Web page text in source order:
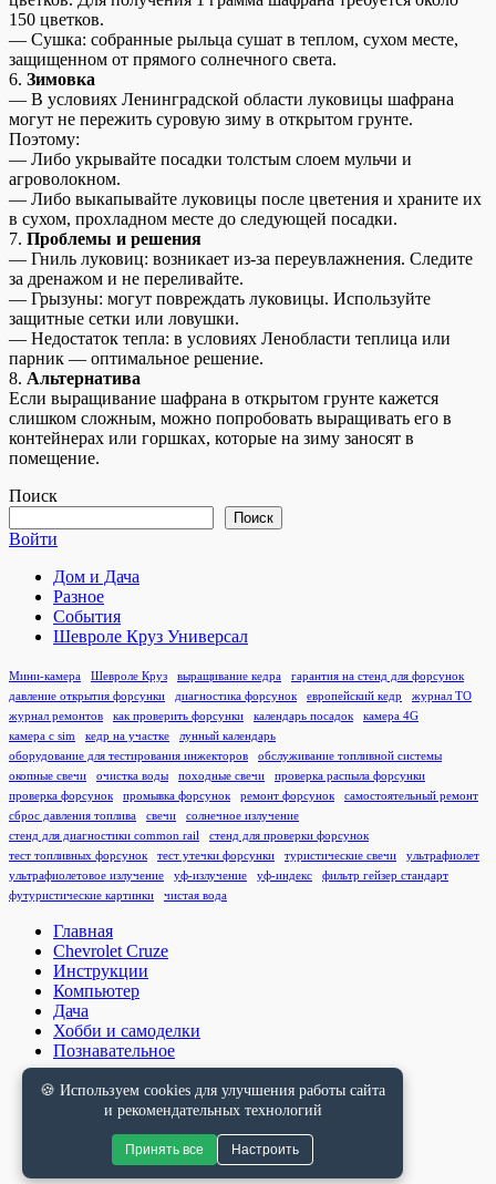
150 цветков.
— Сушка: собранные рыльца сушат в теплом, сухом месте,
защищенном от прямого солнечного света.
6. Зимовка
— В условиях Ленинградской области луковицы шафрана
могут не пережить суровую зиму в открытом грунте.
Поэтому:
— Либо укрывайте посадки толстым слоем мульчи и
агроволокном.
— Либо выкапывайте луковицы после цветения и храните их
в сухом, прохладном месте до следующей посадки.
7. Проблемы и решения
— Гниль луковиц: возникает из-за переувлажнения. Следите
за дренажом и не переливайте.
— Грызуны: могут повреждать луковицы. Используйте
защитные сетки или ловушки.
— Недостаток тепла: в условиях Ленобласти теплица или
парник — оптимальное решение.
8. Альтернатива
Если выращивание шафрана в открытом грунте кажется
слишком сложным, можно попробовать выращивать его в
контейнерах или горшках, которые на зиму заносят в
помещение.
Поиск
Поиск
Войти
Дом и Дача
Разное
События
Шевроле Круз Универсал
Мини-камера Шевроле Круз выращивание кедра
гарантия на стенд для форсунок
давление открытия форсунки
диагностика форсунок европейский кедр
журнал ТО
журнал ремонтов
как проверить форсунки календарь посадок
камера 4G
камера с sim
кедр на участке
лунный календарь
оборудование для тестирования инжекторов
обслуживание топливной системы
окопные свечи
очистка воды походные свечи
проверка распыла форсунки
проверка форсунок
промывка форсунок ремонт форсунок
самостоятельный ремонт
сброс давления топлива
свечи
солнечное излучение
стенд для диагностики common rail
стенд для проверки форсунок
тест топливных форсунок
тест утечки форсунки туристические свечи
ультрафиолет
ультрафиолетовое излучение
уф-излучение уф-индекс
фильтр гейзер стандарт
футуристические картинки
чистая вода
Главная
Chevrolet Cruze
Инструкции
Компьютер
Дача
Хобби и самоделки
Познавательное
Правовая информация
© 2021-2026 seameh.ru
🍪 Используем cookies для улучшения работы сайта
и рекомендательных технологий
Принять все Настроить